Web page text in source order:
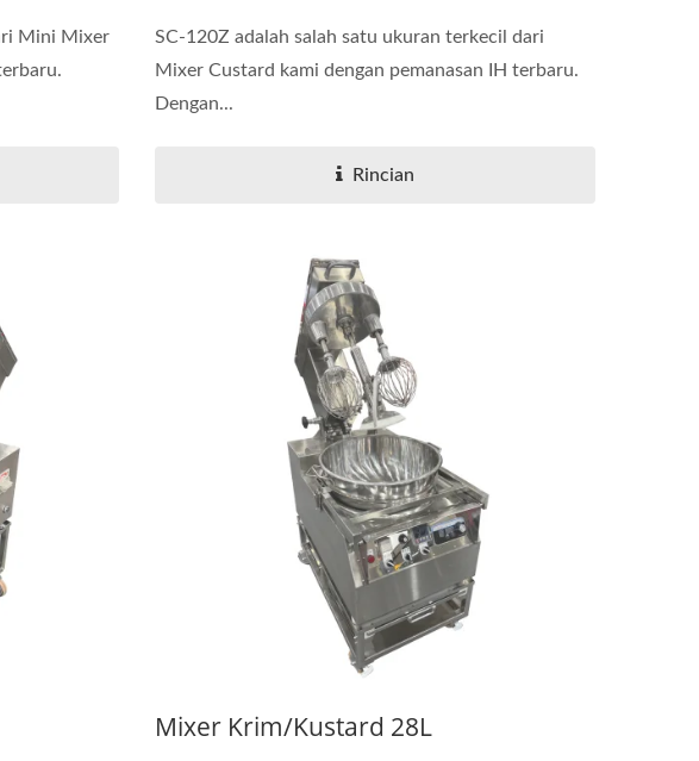
Mini Mixer
SC-120Z adalah salah satu ukuran terkecil dari
Mixer Custard kami dengan pemanasan IH terbaru.
Dengan...
Rincian
Mixer Krim/kustard 28L